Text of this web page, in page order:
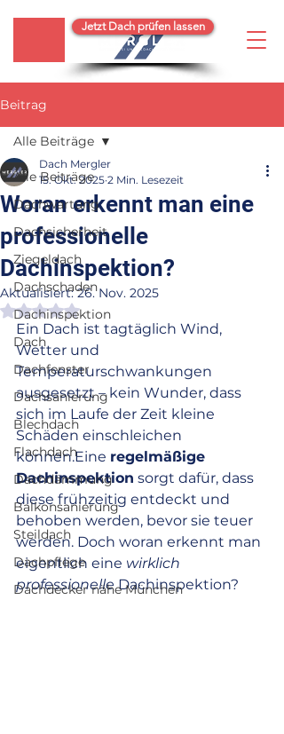
Jetzt Dach prüfen lassen
Beitrag
Alle Beiträge
Dachwartung
Dachsicherheit
Ziegeldach
Dachschaden
Dachinspektion
Dach
Dachfenster
Dachsanierung
Blechdach
Flachdach
Dachdämmung
Balkonsanierung
Steildach
Dachpflege
Dachdecker nähe München
Alle Beiträge
Woran erkennt man eine
professionelle
Dachinspektion?
Dach Mergler
15. Okt. 2025 2 Min. Lesezeit
Aktualisiert:26. Nov. 2025
Mit NaN von 5 Sternen bewertet.
Ein Dach ist tagtäglich Wind,
Wetter und
Temperaturschwankungen
ausgesetzt – kein Wunder, dass
sich im Laufe der Zeit kleine
Schäden einschleichen
können.Eine regelmäßige
Dachinspektion sorgt dafür, dass
diese frühzeitig entdeckt und
behoben werden, bevor sie teuer
werden. Doch woran erkennt man
eigentlich eine wirklich
professionelle Dachinspektion?